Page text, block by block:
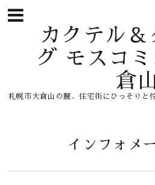
カクテル＆
グ モスコ
倉
札幌市大倉山の麓、住宅街にひっそりと
インフォメ